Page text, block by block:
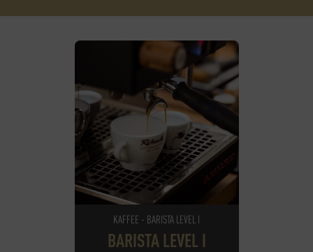
KAFFEE - BARISTA LEVEL I
BARISTA LEVEL I